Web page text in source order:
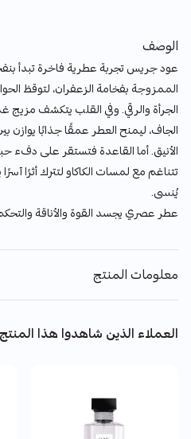
الوصف
عود جريس تجربة عطرية فاخرة تبدأ
الممزوجة بفخامة الزعفران، لتوقظ
الجرأة والرقي. وفي القلب يتكشف مزيج
الجاف، ليمنح العطر عمقًا جذابًا يوازن
الأنيق. أما القاعدة فتستقر على دفء
تتناغم مع لمسات الكاكاو لتترك أثرًا
يُنسى.
عطر عصري يجسد القوة والأناقة
معلومات المنتج
العملاء الذين شاهدوا هذا